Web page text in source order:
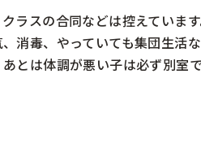
ラスの合同などは控えています
消毒、やっていても集団生活
とは体調が悪い子は必ず別室